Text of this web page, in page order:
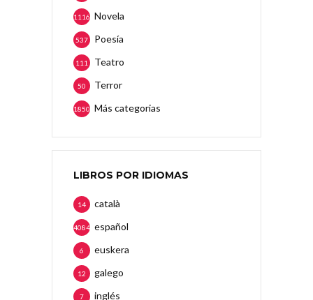
Novela
1116
Poesía
537
Teatro
111
Terror
50
Más categorias
1850
LIBROS POR IDIOMAS
català
14
español
4084
euskera
6
galego
12
inglés
7